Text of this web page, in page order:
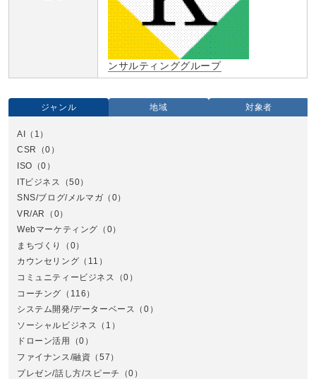
ンサルティンググループ
ジャンル 地域 対象者
AI （1）
CSR
（0）
ISO （0）
ITビジネス
（50）
SNS/ブログ/メルマガ （0）
VR/AR
（0）
Webマーケティング （0）
まちづくり
（0）
カウンセリング （11）
コミュニティービジネス
（0）
コーチング （116）
システム開発/データーベース （0）
ソーシャルビジネス （1）
ドローン活用
（0）
ファイナンス/融資 （57）
プレゼン/話し方/スピーチ
（0）